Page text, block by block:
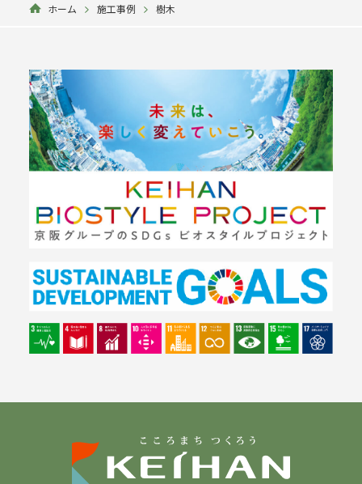
ホーム 施工事例 樹木